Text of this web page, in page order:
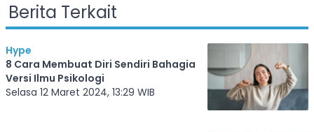
Berita Terkait
Hype
8 Cara Membuat Diri Sendiri Bahagia
Versi Ilmu Psikologi
Selasa 12 Maret 2024, 13:29 WIB